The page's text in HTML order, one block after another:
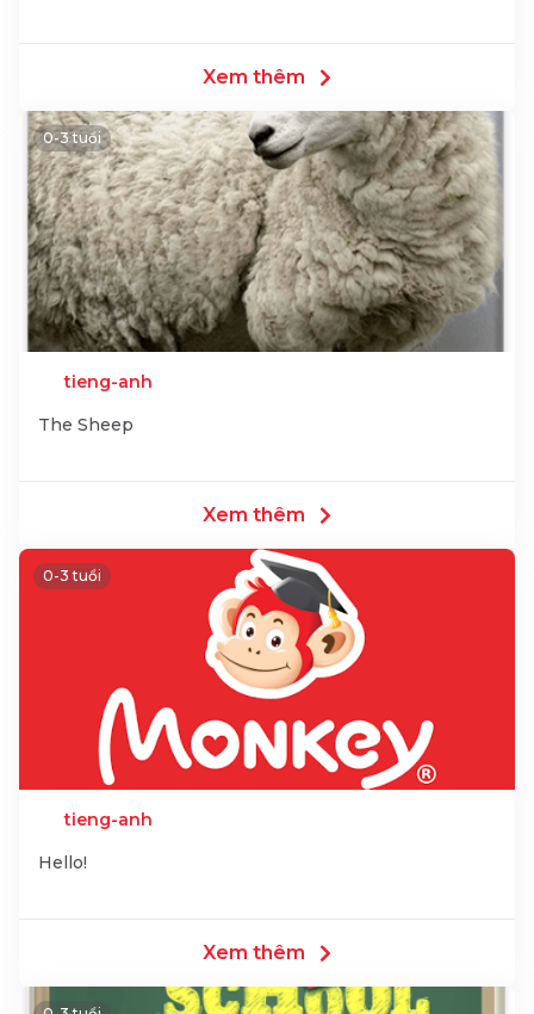
Xem thêm
0-3 tuổi
tieng-anh
The Sheep
Xem thêm
0-3 tuổi
tieng-anh
Hello!
Xem thêm